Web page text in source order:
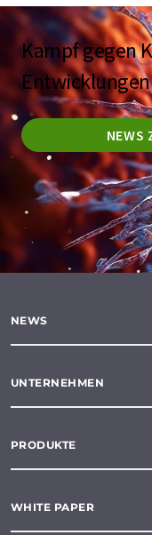
Kampf gegen
NEWS
NEWS
UNTERNEHMEN
PRODUKTE
WHITE PAPER